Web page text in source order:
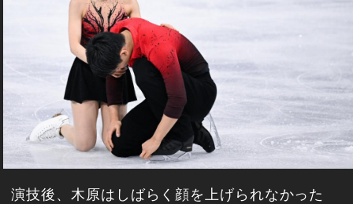
演技後、木原はしばらく顔を上げられなかった